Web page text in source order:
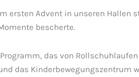
ersten Advent in unseren Hallen
bescherte.
das von
das Kinderbewegungszentrum